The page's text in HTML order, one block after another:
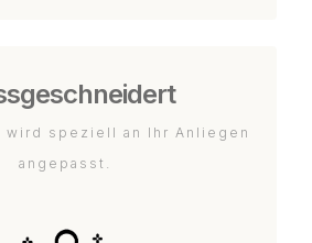
wird speziell an Ihr Anliegen
angepasst.